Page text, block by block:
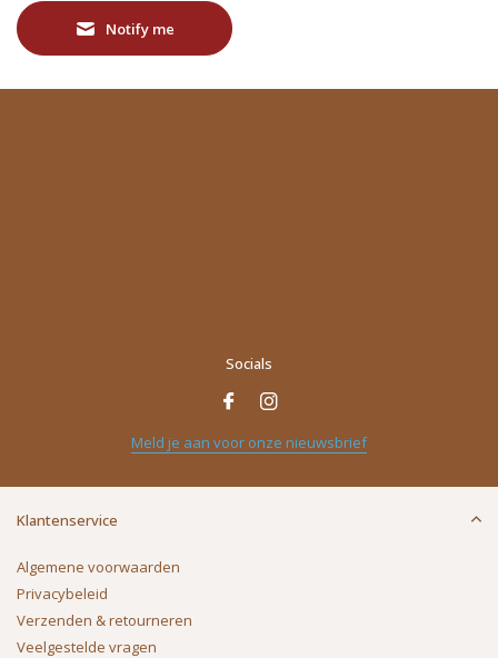
Notify me
Socials
Meld je aan voor onze nieuwsbrief
Klantenservice
Algemene voorwaarden
Privacybeleid
Verzenden & retourneren
Veelgestelde vragen